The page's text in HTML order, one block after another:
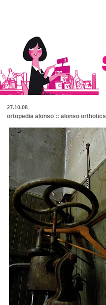
27.10.08
ortopedia alonso :: alonso orthotics